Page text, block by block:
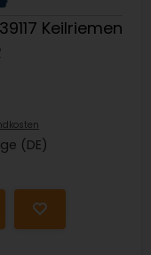
Keilriemen
(DE)